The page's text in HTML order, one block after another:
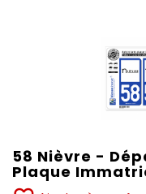
58 Nièvre -
Plaque